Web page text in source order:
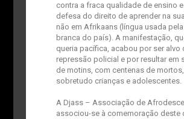
contra a fraca qualidade de ensino
defesa do direito de aprender na
não em Afrikaans (língua usada
branca do país). A manifestação,
queria pacífica, acabou por ser alvo
repressão policial e por resultar em
de motins, com centenas de mortos,
sobretudo crianças e adolescentes.
A Djass – Associação de
associou-se à comemoração deste